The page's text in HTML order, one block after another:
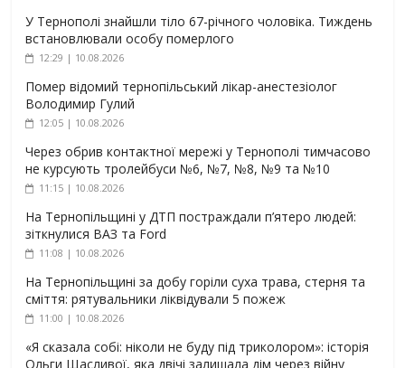
У Тернополі знайшли тіло 67-річного чоловіка. Тиждень
встановлювали особу померлого
12:29 | 10.08.2026
Помер відомий тернопільський лікар-анестезіолог
Володимир Гулий
12:05 | 10.08.2026
Через обрив контактної мережі у Тернополі тимчасово
не курсують тролейбуси №6, №7, №8, №9 та №10
11:15 | 10.08.2026
На Тернопільщині у ДТП постраждали п’ятеро людей:
зіткнулися ВАЗ та Ford
11:08 | 10.08.2026
На Тернопільщині за добу горіли суха трава, стерня та
сміття: рятувальники ліквідували 5 пожеж
11:00 | 10.08.2026
«Я сказала собі: ніколи не буду під триколором»: історія
Ольги Щасливої, яка двічі залишала дім через війну